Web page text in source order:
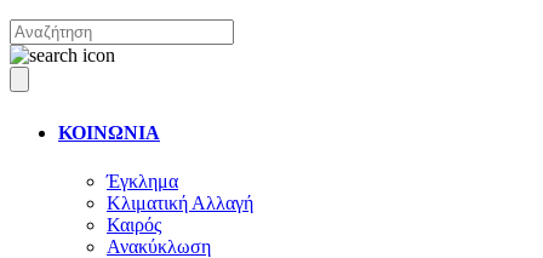
ΚΟΙΝΩΝΙΑ
Έγκλημα
Κλιματική Αλλαγή
Καιρός
Ανακύκλωση